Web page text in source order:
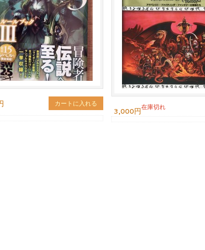
カートに入れる
3,000円在庫切れ